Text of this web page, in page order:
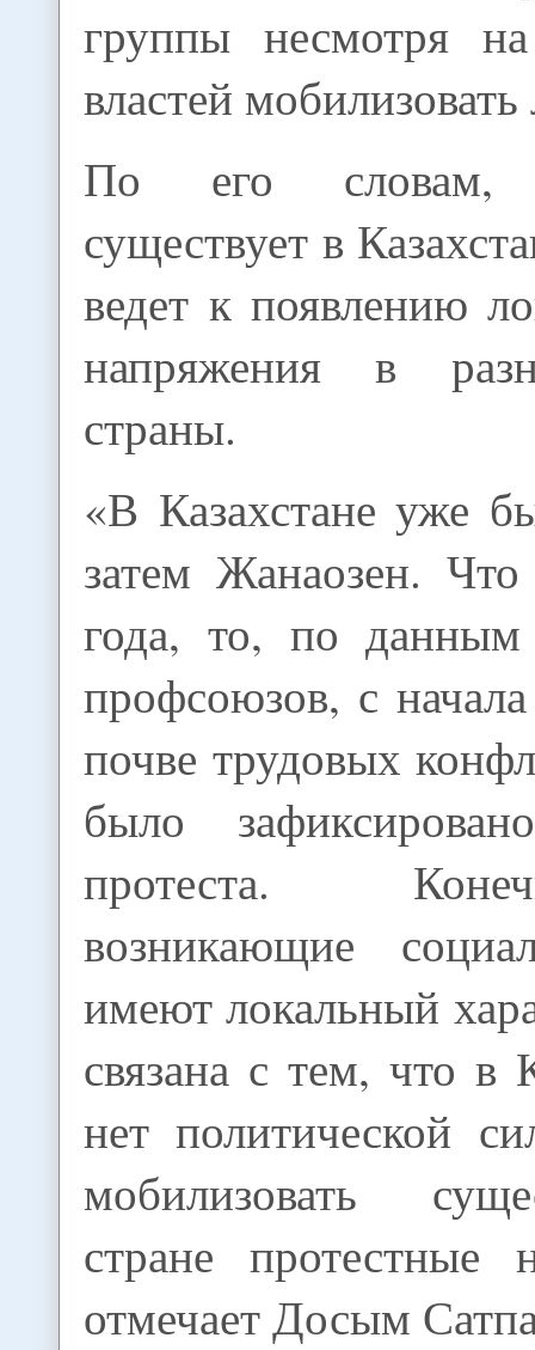
группы несмотря
властей
По его словам,
существует в
ведет к появлению
напряжения в
страны.
«В Казахстане уже
затем Жанаозен. Что
года, то, по данным
профсоюзов, с
почве трудовых
было
протеста.
возникающие
имеют локальный
связана с тем, что в
нет политической
мобилизовать
стране протестные
отмечает Досым